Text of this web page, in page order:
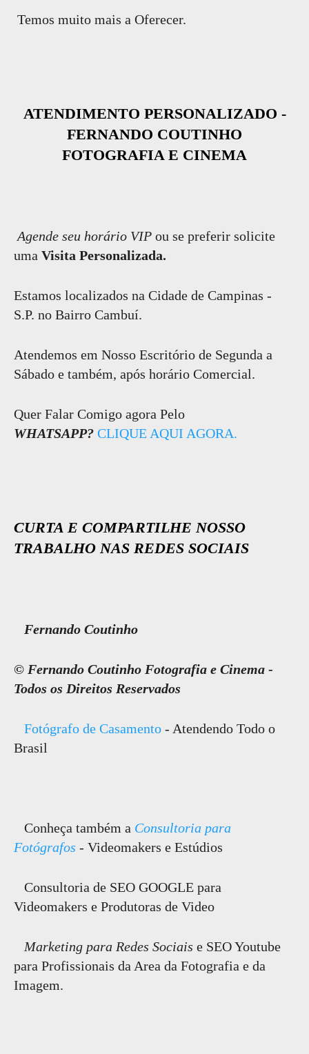
Temos muito mais a Oferecer.
ATENDIMENTO PERSONALIZADO -
FERNANDO COUTINHO
FOTOGRAFIA E CINEMA
Agende seu horário VIP ou se preferir solicite
uma Visita Personalizada.
Estamos localizados na Cidade de Campinas -
S.P. no Bairro Cambuí.
Atendemos em Nosso Escritório de Segunda a
Sábado e também, após horário Comercial.
Quer Falar Comigo agora Pelo
WHATSAPP? CLIQUE AQUI AGORA.
CURTA E COMPARTILHE NOSSO
TRABALHO NAS REDES SOCIAIS
Fernando Coutinho
© Fernando Coutinho Fotografia e Cinema -
Todos os Direitos Reservados
Fotógrafo de Casamento - Atendendo Todo o
Brasil
Conheça também a Consultoria para
Fotógrafos - Videomakers e Estúdios
Consultoria de SEO GOOGLE para
Videomakers e Produtoras de Video
Marketing para Redes Sociais e SEO Youtube
para Profissionais da Area da Fotografia e da
Imagem.